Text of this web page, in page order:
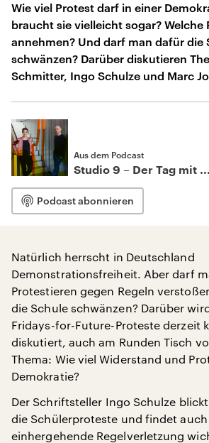
Wie viel Protest darf in einer
braucht sie vielleicht sogar? Welche
annehmen? Und darf man dafür die
schwänzen? Darüber diskutieren
Schmitter, Ingo Schulze und Marc
Aus dem Podcast
Studio 9 – Der Tag mit ...
Podcast abonnieren
Natürlich herrscht in Deutschland
Demonstrationsfreiheit. Aber darf
Protestieren gegen Regeln
die Schule schwänzen? Darüber
Fridays-for-Future-Proteste derzeit
diskutiert, auch am Runden Tisch
Thema: Wie viel Widerstand und
Demokratie?
Der Schriftsteller Ingo Schulze
die Schülerproteste und findet
einhergehende Regelverletzung